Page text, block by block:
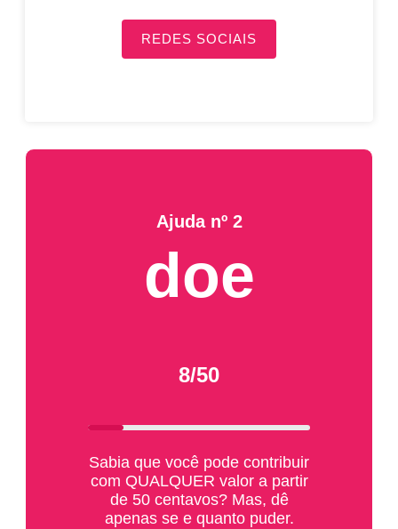
REDES SOCIAIS
Ajuda nº 2
doe
8/50
Sabia que você pode contribuir
com QUALQUER valor a partir
de 50 centavos? Mas, dê
apenas se e quanto puder.